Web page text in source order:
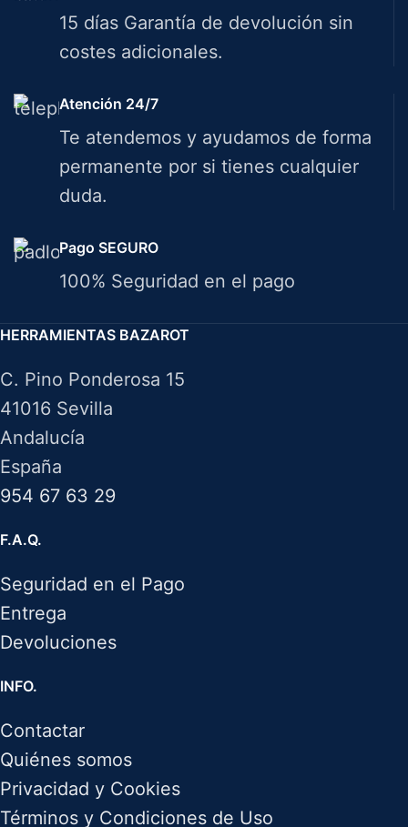
15 días Garantía de devolución sin
costes adicionales.
Atención 24/7
Te atendemos y ayudamos de forma
permanente por si tienes cualquier
duda.
Pago SEGURO
100% Seguridad en el pago
HERRAMIENTAS BAZAROT
C. Pino Ponderosa 15
41016 Sevilla
Andalucía
España
954 67 63 29
F.A.Q.
Seguridad en el Pago
Entrega
Devoluciones
INFO.
Contactar
Quiénes somos
Privacidad y Cookies
Términos y Condiciones de Uso